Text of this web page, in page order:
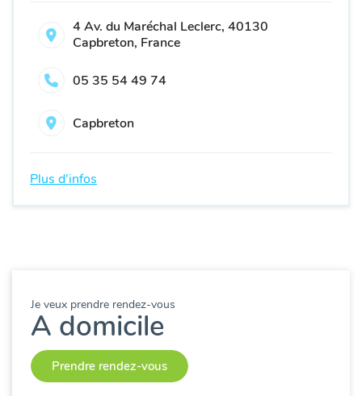
4 Av. du Maréchal Leclerc, 40130
Capbreton, France
05 35 54 49 74
Capbreton
Plus d'infos
Je veux prendre rendez-vous
A domicile
Prendre rendez-vous